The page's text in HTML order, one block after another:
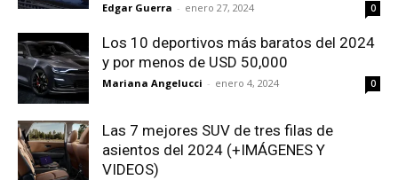
Edgar Guerra - enero 27, 2024 0
Los 10 deportivos más baratos del 2024
y por menos de USD 50,000
Mariana Angelucci - enero 4, 2024 0
Las 7 mejores SUV de tres filas de
asientos del 2024 (+IMÁGENES Y
VIDEOS)